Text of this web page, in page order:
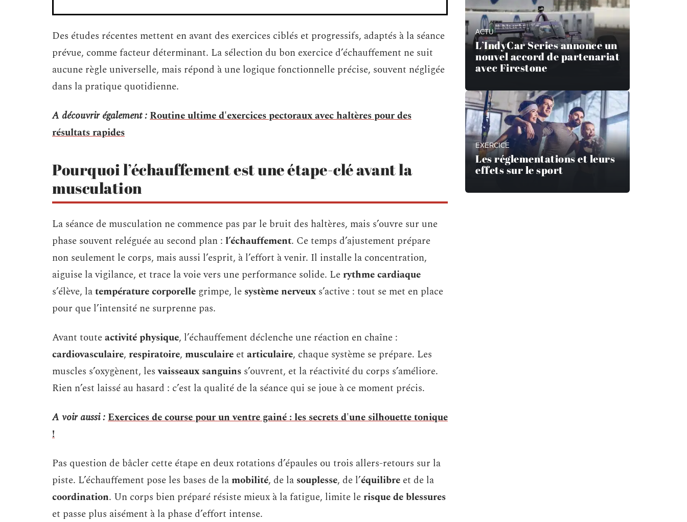
Des études récentes mettent en avant des exercices ciblés et progressifs, adaptés à la séance
prévue, comme facteur déterminant. La sélection du bon exercice d’échauffement ne suit
aucune règle universelle, mais répond à une logique fonctionnelle précise, souvent négligée
dans la pratique quotidienne.
A découvrir également :Routine ultime d'exercices pectoraux avec haltères pour des
résultats rapides
Pourquoi l’échauffement est une étape-clé avant la
musculation
La séance de musculation ne commence pas par le bruit des haltères, mais s’ouvre sur une
phase souvent reléguée au second plan : l’échauffement. Ce temps d’ajustement prépare
non seulement le corps, mais aussi l’esprit, à l’effort à venir. Il installe la concentration,
aiguise la vigilance, et trace la voie vers une performance solide. Lerythme cardiaque
s’élève, latempérature corporelle grimpe, le système nerveux s’active : tout se met en place
pour que l’intensité ne surprenne pas.
Avant touteactivité physique, l’échauffement déclenche une réaction en chaîne :
cardiovasculaire, respiratoire, musculaire et articulaire, chaque système se prépare. Les
muscles s’oxygènent, lesvaisseaux sanguins s’ouvrent, et la réactivité du corps s’améliore.
Rien n’est laissé au hasard : c’est la qualité de la séance qui se joue à ce moment précis.
A voir aussi :Exercices de course pour un ventre gainé : les secrets d'une silhouette tonique
!
Pas question de bâcler cette étape en deux rotations d’épaules ou trois allers-retours sur la
piste. L’échauffement pose les bases de lamobilité, de la souplesse, de l’équilibre et de la
coordination. Un corps bien préparé résiste mieux à la fatigue, limite lerisque de blessures
et passe plus aisément à la phase d’effort intense.
ACTU
L’IndyCar Series annonce un
nouvel accord de partenariat
avec Firestone
EXERCICE
Les réglementations et leurs
effets sur le sport